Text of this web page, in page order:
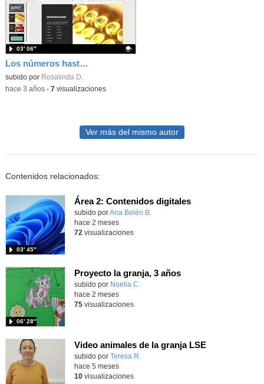
Los números hasta el 10 con adultos
Contenido educativo.
subido por Rosalinda D.
03′ 06″
-hace 3 años- 7 visualizaciones
Ver más del mismo autor
Contenidos relacionados:
Área 2: Contenidos digitales
Contenido educativo.
subido porAna Belén B.
03′ 45″
hace 2 meses
72 visualizaciones
Proyecto la granja, 3 años
Contenido educativo.
subido por Noelia C.
06′ 28″
hace 2 meses
75visualizaciones
Video animales de la granja LSE
Contenido educativo.
subido por Teresa R.
hace 5 meses
10visualizaciones